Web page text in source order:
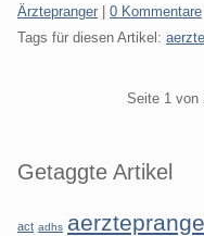
Kategorien:
Ärztepranger | 0 Kommentare
Tags für diesen Artikel:
Seite 1 von
Seitenleiste
Getaggte Artikel
act adhs